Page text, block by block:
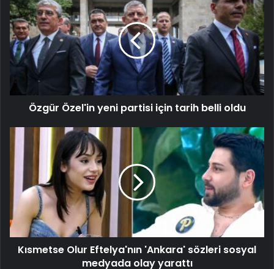
Özgür Özel'in yeni partisi için tarih belli oldu
Kısmetse Olur Eftelya'nın 'Ankara' sözleri sosyal
medyada olay yarattı